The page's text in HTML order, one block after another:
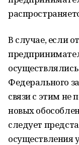
В случае, если
Федерального
связи с этим не
новых
следует
осуществления